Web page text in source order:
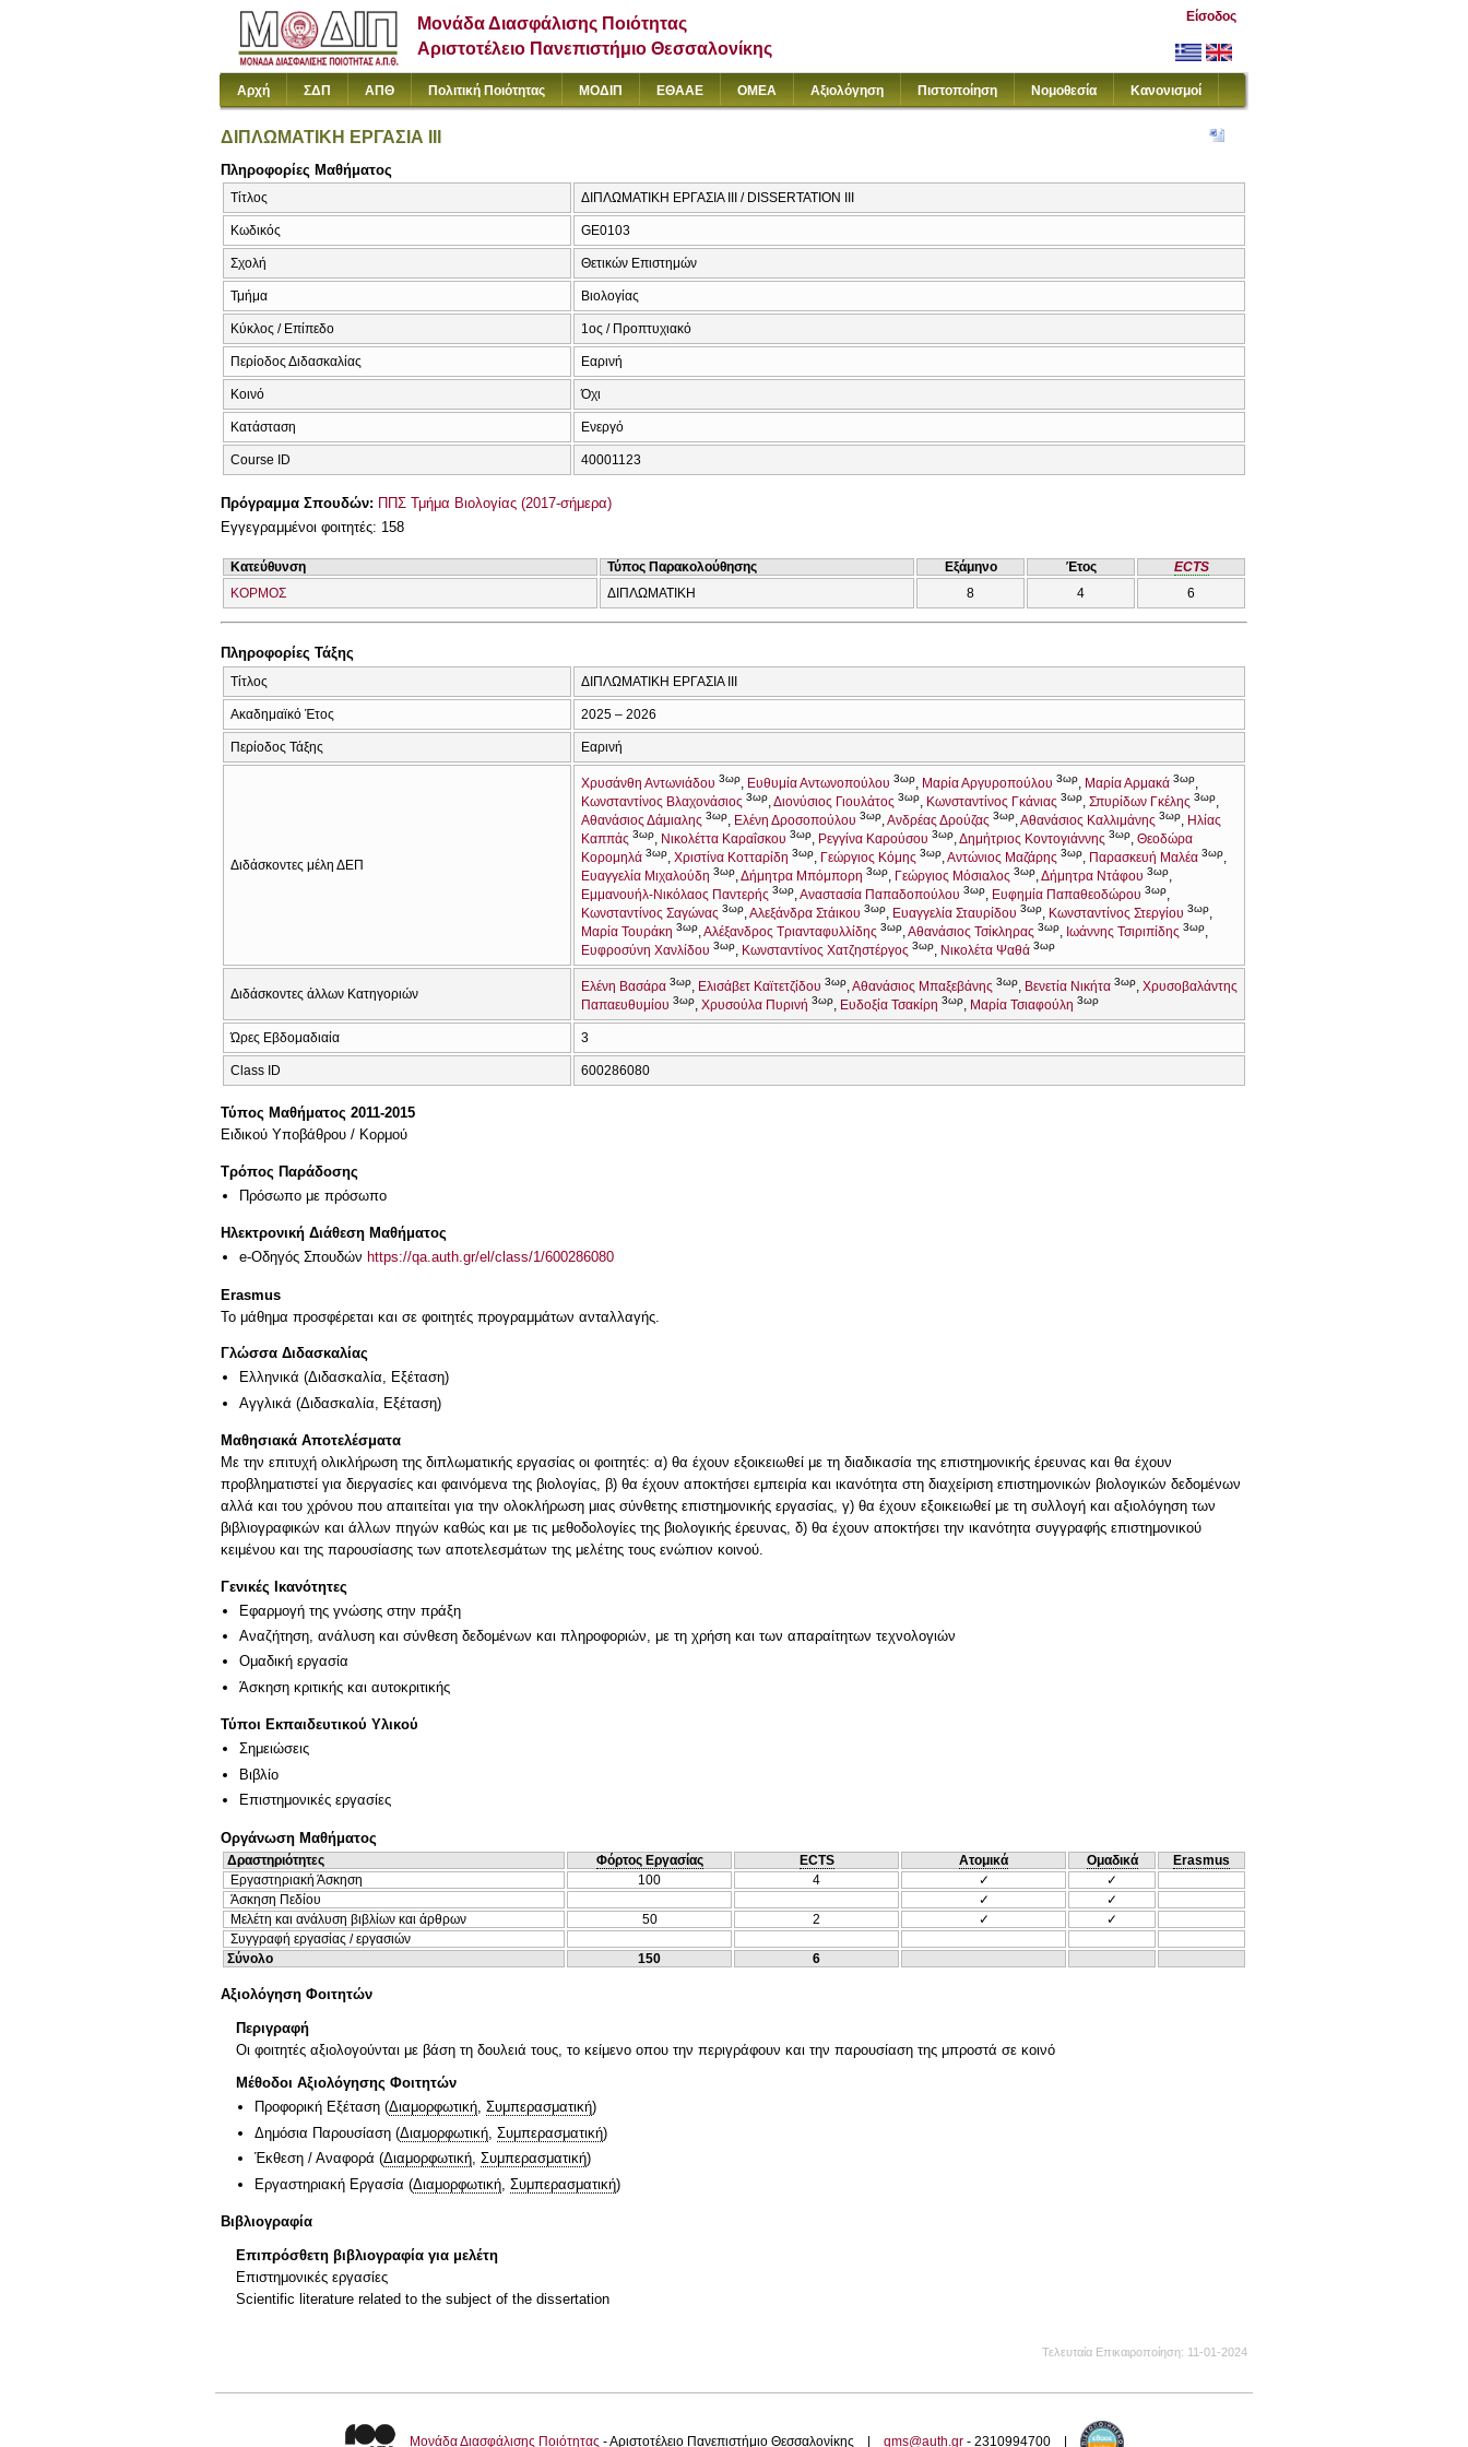
Μονάδα Διασφάλισης Ποιότητας
Αριστοτέλειο Πανεπιστήμιο Θεσσαλονίκης
Είσοδος
Αρχή ΣΔΠ ΑΠΘ Πολιτική Ποιότητας ΜΟΔΙΠ ΕΘΑΑΕ ΟΜΕΑ Αξιολόγηση Πιστοποίηση Νομοθεσία Κανονισμοί
ΔΙΠΛΩΜΑΤΙΚΗ ΕΡΓΑΣΙΑ ΙΙΙ
Πληροφορίες Μαθήματος
Τίτλος ΔΙΠΛΩΜΑΤΙΚΗ ΕΡΓΑΣΙΑ ΙΙΙ / DISSERTATION III
Κωδικός GE0103
Σχολή Θετικών Επιστημών
Τμήμα Βιολογίας
Κύκλος / Επίπεδο 1ος / Προπτυχιακό
Περίοδος Διδασκαλίας Εαρινή
Κοινό Όχι
Κατάσταση Ενεργό
Course ID 40001123
Πρόγραμμα Σπουδών: ΠΠΣ Τμήμα Βιολογίας (2017-σήμερα)
Εγγεγραμμένοι φοιτητές: 158
Κατεύθυνση Τύπος Παρακολούθησης Εξάμηνο Έτος
ECTS
ΚΟΡΜΟΣ
ΔΙΠΛΩΜΑΤΙΚΗ 8 4 6
Πληροφορίες Τάξης
Τίτλος ΔΙΠΛΩΜΑΤΙΚΗ ΕΡΓΑΣΙΑ ΙΙΙ
Ακαδημαϊκό Έτος 2025 – 2026
Περίοδος Τάξης Εαρινή
Διδάσκοντες μέλη ΔΕΠ
Χρυσάνθη Αντωνιάδου 3ωρ Ευθυμία Αντωνοπούλου 3ωρ Μαρία Αργυροπούλου 3ωρ Μαρία Αρμακά 3ωρ
Κωνσταντίνος Βλαχονάσιος 3ωρ Διονύσιος Γιουλάτος 3ωρ Κωνσταντίνος Γκάνιας 3ωρ Σπυρίδων Γκέλης 3ωρ
Αθανάσιος Δάμιαλης 3ωρ Ελένη Δροσοπούλου 3ωρ Ανδρέας Δρούζας 3ωρ Αθανάσιος Καλλιμάνης 3ωρ
Ηλίας
Καππάς 3ωρ Νικολέττα Καραΐσκου 3ωρ Ρεγγίνα Καρούσου 3ωρ Δημήτριος Κοντογιάννης 3ωρ Θεοδώρα
Κορομηλά 3ωρ Χριστίνα Κοτταρίδη 3ωρ Γεώργιος Κόμης 3ωρ Αντώνιος Μαζάρης 3ωρ Παρασκευή Μαλέα 3ωρ
Ευαγγελία Μιχαλούδη 3ωρ Δήμητρα Μπόμπορη 3ωρ Γεώργιος Μόσιαλος 3ωρ Δήμητρα Ντάφου 3ωρ
Εμμανουήλ-Νικόλαος Παντερής 3ωρ Αναστασία Παπαδοπούλου 3ωρ Ευφημία Παπαθεοδώρου 3ωρ
Κωνσταντίνος Σαγώνας 3ωρ Αλεξάνδρα Στάικου 3ωρ Ευαγγελία Σταυρίδου 3ωρ Κωνσταντίνος Στεργίου 3ωρ
Μαρία Τουράκη 3ωρ Αλέξανδρος Τριανταφυλλίδης 3ωρ Αθανάσιος Τσίκληρας 3ωρ Ιωάννης Τσιριπίδης 3ωρ
Ευφροσύνη Χανλίδου 3ωρ Κωνσταντίνος Χατζηστέργος 3ωρ Νικολέτα Ψαθά 3ωρ
Διδάσκοντες άλλων Κατηγοριών Ελένη Βασάρα 3ωρ Ελισάβετ Καϊτετζίδου 3ωρ Αθανάσιος Μπαξεβάνης 3ωρ Βενετία Νικήτα 3ωρ Χρυσοβαλάντης
Παπαευθυμίου 3ωρ Χρυσούλα Πυρινή 3ωρ Ευδοξία Τσακίρη 3ωρ Μαρία Τσιαφούλη 3ωρ
Ώρες Εβδομαδιαία 3
Class ID 600286080
Τύπος Μαθήματος 2011-2015
Ειδικού Υποβάθρου / Κορμού
Τρόπος Παράδοσης
Πρόσωπο με πρόσωπο
Ηλεκτρονική Διάθεση Μαθήματος
e-Οδηγός Σπουδών https://qa.auth.gr/el/class/1/600286080
Erasmus
Το μάθημα προσφέρεται και σε φοιτητές προγραμμάτων ανταλλαγής.
Γλώσσα Διδασκαλίας
Ελληνικά (Διδασκαλία, Εξέταση)
Αγγλικά (Διδασκαλία, Εξέταση)
Μαθησιακά Αποτελέσματα
Με την επιτυχή ολικλήρωση της διπλωματικής εργασίας οι φοιτητές: α) θα έχουν εξοικειωθεί με τη διαδικασία της επιστημονικής έρευνας και θα έχουν
προβληματιστεί για διεργασίες και φαινόμενα της βιολογίας, β) θα έχουν αποκτήσει εμπειρία και ικανότητα στη διαχείριση επιστημονικών βιολογικών δεδομένων
αλλά και του χρόνου που απαιτείται για την ολοκλήρωση μιας σύνθετης επιστημονικής εργασίας, γ) θα έχουν εξοικειωθεί με τη συλλογή και αξιολόγηση των
βιβλιογραφικών και άλλων πηγών καθώς και με τις μεθοδολογίες της βιολογικής έρευνας, δ) θα έχουν αποκτήσει την ικανότητα συγγραφής επιστημονικού
κειμένου και της παρουσίασης των αποτελεσμάτων της μελέτης τους ενώπιον κοινού.
Γενικές Ικανότητες
Εφαρμογή της γνώσης στην πράξη
Αναζήτηση, ανάλυση και σύνθεση δεδομένων και πληροφοριών, με τη χρήση και των απαραίτητων τεχνολογιών
Ομαδική εργασία
Άσκηση κριτικής και αυτοκριτικής
Τύποι Εκπαιδευτικού Υλικού
Σημειώσεις
Βιβλίο
Επιστημονικές εργασίες
Οργάνωση Μαθήματος
Δραστηριότητες Φόρτος Εργασίας ECTS Ατομικά Ομαδικά
Erasmus
Εργαστηριακή Άσκηση
100 4 ✓
✓
Άσκηση Πεδίου
✓
✓
Μελέτη και ανάλυση βιβλίων και άρθρων
50 2 ✓
✓
Συγγραφή εργασίας / εργασιών
Σύνολο
150 6
Αξιολόγηση Φοιτητών
Περιγραφή
Οι φοιτητές αξιολογούνται με βάση τη δουλειά τους, το κείμενο οπου την περιγράφουν και την παρουσίαση της μπροστά σε κοινό
Μέθοδοι Αξιολόγησης Φοιτητών
Προφορική Εξέταση (Διαμορφωτική, Συμπερασματική)
Δημόσια Παρουσίαση (Διαμορφωτική Συμπερασματική)
Έκθεση / Αναφορά (Διαμορφωτική, Συμπερασματική)
Εργαστηριακή Εργασία (Διαμορφωτική Συμπερασματική)
Βιβλιογραφία
Επιπρόσθετη βιβλιογραφία για μελέτη
Επιστημονικές εργασίες
Scientific literature related to the subject of the dissertation
Τελευταία Επικαιροποίηση 11-01-2024
Μονάδα Διασφάλισης Ποιότητας - Αριστοτέλειο Πανεπιστήμιο Θεσσαλονίκης | qms@auth.gr - 2310994700 |